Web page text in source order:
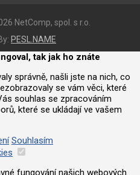
NetComp, spol. s r.o.
PESL.NAME
tak jak ho znáte
správně, našli jste na nich, co
se vám věci, které
souhlas se zpracováním
které se ukládají ve vašem
Souhlasím
fungování našich webových